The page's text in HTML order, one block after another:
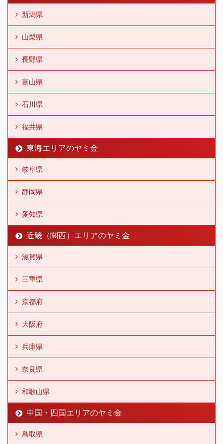
新潟県
山梨県
長野県
富山県
石川県
福井県
東海エリアのヤミ金
岐阜県
静岡県
愛知県
近畿（関西）エリアのヤミ金
滋賀県
三重県
京都府
大阪府
兵庫県
奈良県
和歌山県
中国・四国エリアのヤミ金
鳥取県